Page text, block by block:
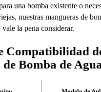
una bomba existente o
nuestras mangueras de
la pena considerar.
Compatibilidad
Bomba de Agua